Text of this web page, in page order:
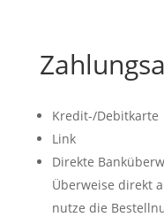
Kredit-/Debitkarte
Link
Direkte
Überweise direkt
nutze die